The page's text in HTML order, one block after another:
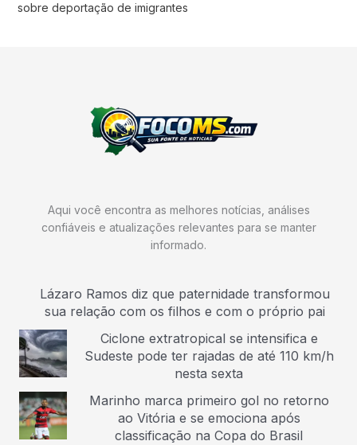
sobre deportação de imigrantes
Aqui você encontra as melhores notícias, análises
confiáveis e atualizações relevantes para se manter
informado.
Lázaro Ramos diz que paternidade transformou
sua relação com os filhos e com o próprio pai
Ciclone extratropical se intensifica e
Sudeste pode ter rajadas de até 110 km/h
nesta sexta
Marinho marca primeiro gol no retorno
ao Vitória e se emociona após
classificação na Copa do Brasil